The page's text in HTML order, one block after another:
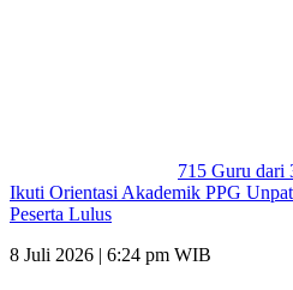
715 Guru dari
Ikuti Orientasi Akademik PPG
Peserta Lulus
8 Juli 2026 | 6:24 pm WIB